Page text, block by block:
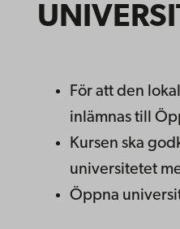
För att den
inlämnas till
Kursen ska
universitetet
Öppna